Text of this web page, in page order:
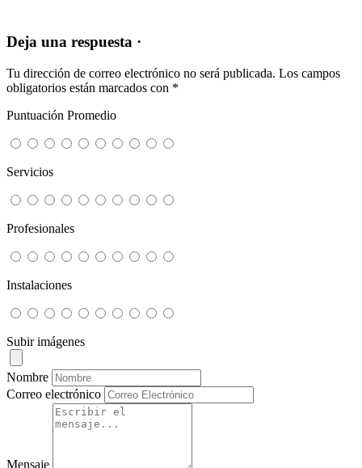
Deja una respuesta ·
Tu dirección de correo electrónico no será publicada. Los campos
obligatorios están marcados con *
Puntuación Promedio
Servicios
Profesionales
Instalaciones
Subir imágenes
Nombre
Correo electrónico
Mensaje